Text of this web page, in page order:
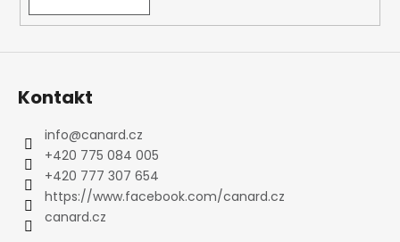
Kontakt
info@canard.cz
+420 775 084 005
+420 777 307 654
https://www.facebook.com/canard.cz
canard.cz